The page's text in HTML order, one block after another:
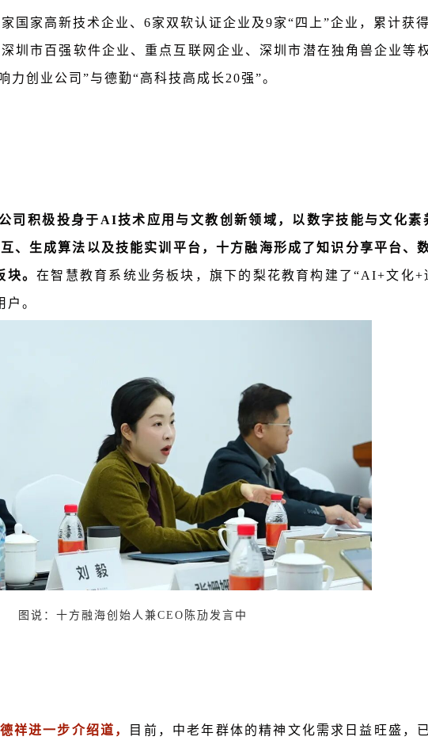
国家高新技术企业、6家双软认证企业及9家“四上”企业，累计获
圳市百强软件企业、重点互联网企业、深圳市潜在独角兽企业等
力创业公司”与德勤“高科技高成长20强”。
司积极投身于AI技术应用与文教创新领域，以数字技能与文化素
、生成算法以及技能实训平台，十方融海形成了知识分享平台、
块。在智慧教育系统业务板块，旗下的梨花教育构建了“AI+文化+
。
图说：十方融海创始人兼CEO陈劢发言中
祥进一步介绍道， 目前，中老年群体的精神文化需求日益旺盛，